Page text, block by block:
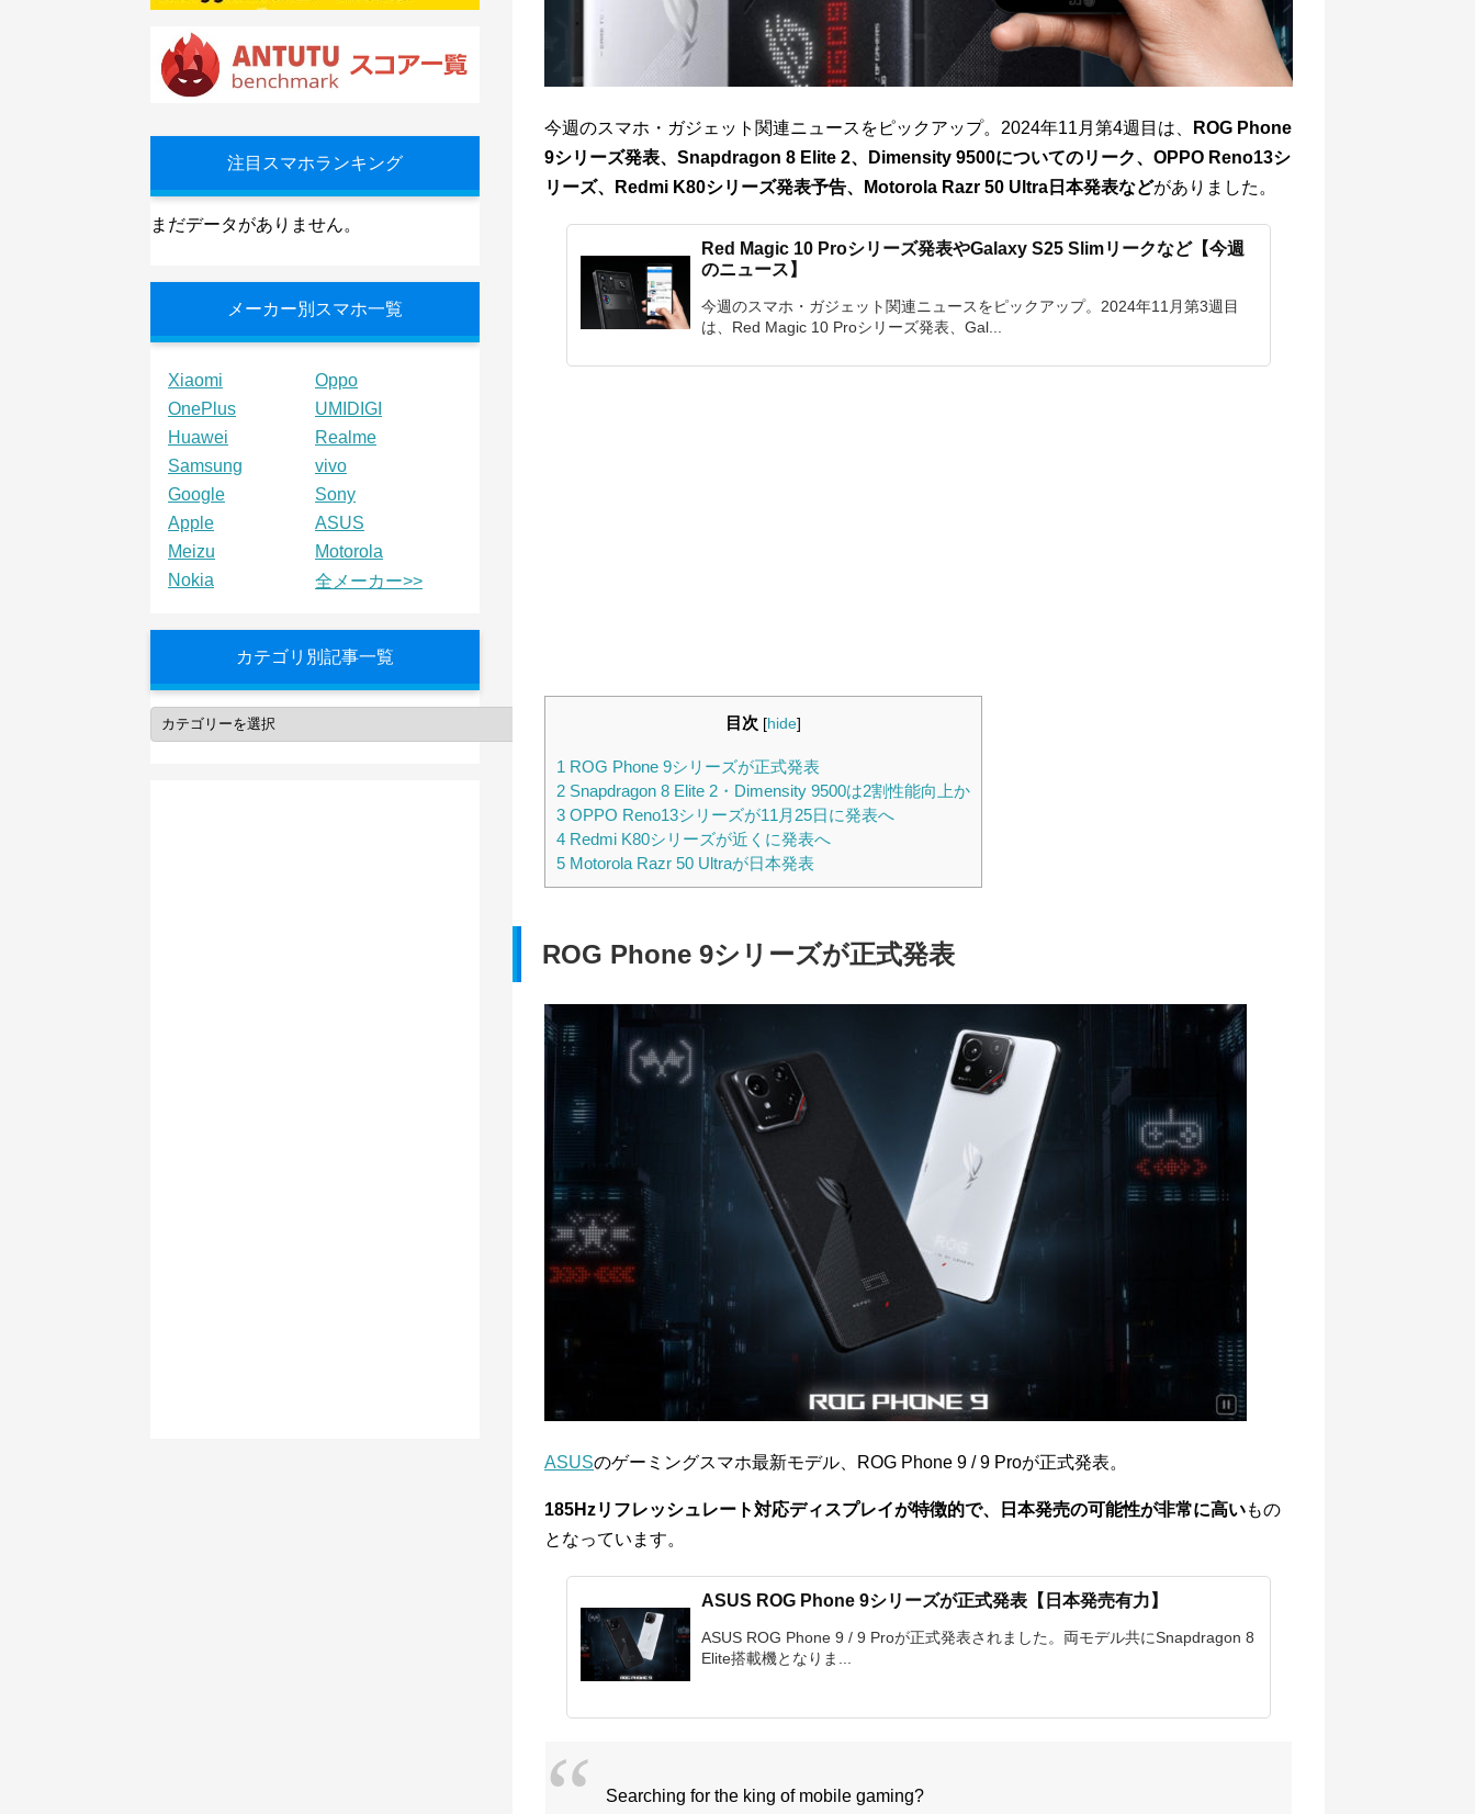
今週のスマホ・ガジェット関連ニュースをピックアップ。2024年11月第4週目は、
ROG Phone
9シリーズ発表、Snapdragon 8 Elite 2、Dimensity 9500についてのリーク、OPPO Reno13シ
リーズ、Redmi K80シリーズ発表予告、Motorola Razr 50 Ultra日本発表などがありました。
Red Magic 10 Proシリーズ発表やGalaxy S25 Slimリークなど【今週
のニュース】
今週のスマホ・ガジェット関連ニュースをピックアップ。2024年11月第3週目
は、Red Magic 10 Proシリーズ発表、Gal...
目次 [hide]
1 ROG Phone 9シリーズが正式発表
2 Snapdragon 8 Elite 2・Dimensity 9500は2割性能向上か
3 OPPO Reno13シリーズが11月25日に発表へ
4 Redmi K80シリーズが近くに発表へ
5 Motorola Razr 50 Ultraが日本発表
ROG Phone 9シリーズが正式発表
ASUSのゲーミングスマホ最新モデル、ROG Phone 9 / 9 Proが正式発表。
185Hzリフレッシュレート対応ディスプレイが特徴的で、日本発売の可能性が非常に高いもの
となっています。
ASUS ROG Phone 9シリーズが正式発表【日本発売有力】
ASUS ROG Phone 9 / 9 Proが正式発表されました。両モデル共にSnapdragon 8
Elite搭載機となりま...
Searching for the king of mobile gaming?
注目スマホランキング
まだデータがありません。
メーカー別スマホ一覧
Xiaomi
Oppo
OnePlus
UMIDIGI
Huawei
Realme
Samsung
vivo
Google
Sony
Apple
ASUS
Meizu
Motorola
Nokia
全メーカー>>
カテゴリ別記事一覧